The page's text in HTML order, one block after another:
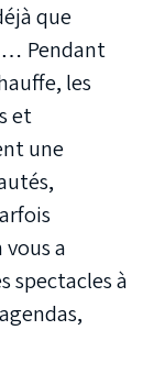
que
Pendant
les
et
une
a
spectacles à